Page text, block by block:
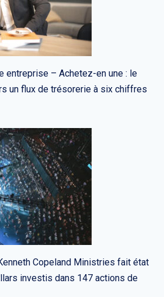
entreprise – Achetez-en une : le
un flux de trésorerie à six chiffres
Copeland Ministries fait état
investis dans 147 actions de